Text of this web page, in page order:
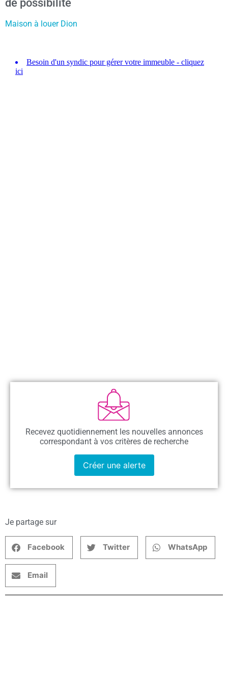
de possibilité
Maison à louer Dion
Recevez quotidiennement les nouvelles annonces
correspondant à vos critères de recherche
Créer une alerte
Je partage sur
Facebook Twitter WhatsApp
Email